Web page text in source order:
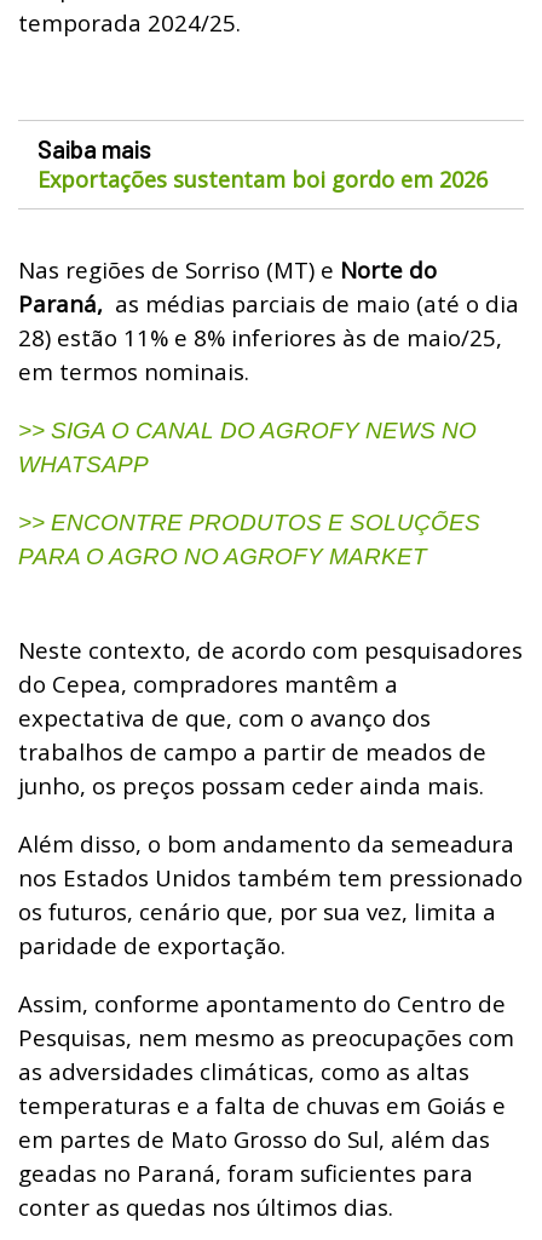
temporada 2024/25.
Saiba mais
Exportações sustentam boi gordo em 2026
Nas regiões de Sorriso (MT) e Norte do
Paraná, as médias parciais de maio (até o dia
28) estão 11% e 8% inferiores às de maio/25,
em termos nominais.
>> SIGA O CANAL DO AGROFY NEWS NO
WHATSAPP
>> ENCONTRE PRODUTOS E SOLUÇÕES
PARA O AGRO NO AGROFY MARKET
Neste contexto, de acordo com pesquisadores
do Cepea, compradores mantêm a
expectativa de que, com o avanço dos
trabalhos de campo a partir de meados de
junho, os preços possam ceder ainda mais.
Além disso, o bom andamento da semeadura
nos Estados Unidos também tem pressionado
os futuros, cenário que, por sua vez, limita a
paridade de exportação.
Assim, conforme apontamento do Centro de
Pesquisas, nem mesmo as preocupações com
as adversidades climáticas, como as altas
temperaturas e a falta de chuvas em Goiás e
em partes de Mato Grosso do Sul, além das
geadas no Paraná, foram suficientes para
conter as quedas nos últimos dias.